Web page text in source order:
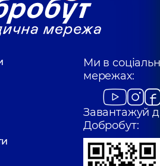
Ми в
мережах:
Завантажуй
Добробут: